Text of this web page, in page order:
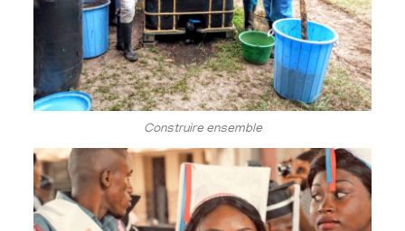
Construire ensemble